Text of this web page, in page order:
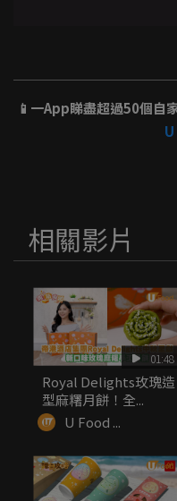
📱一App睇盡超過50個自
相關影片
01:48
Royal Delights玫瑰造
型麻糬月餅！全...
U Food ...